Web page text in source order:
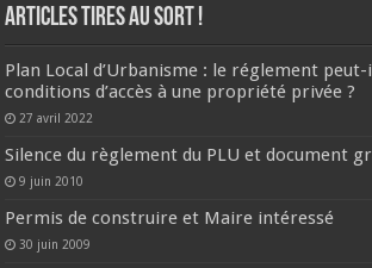
ARTICLES TIRES AU SORT !
Plan Local d’Urbanisme : le réglement
conditions d’accès à une propriété privée ?
27 avril 2022
Silence du règlement du PLU et document
9 juin 2010
Permis de construire et Maire intéressé
30 juin 2009